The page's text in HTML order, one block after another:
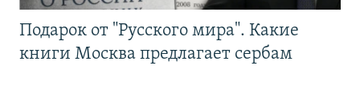
Подарок от "Русского мира". Какие
книги Москва предлагает сербам